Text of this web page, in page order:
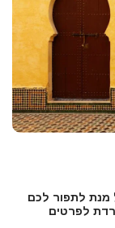
מנת לתפור לכם
לפרטים